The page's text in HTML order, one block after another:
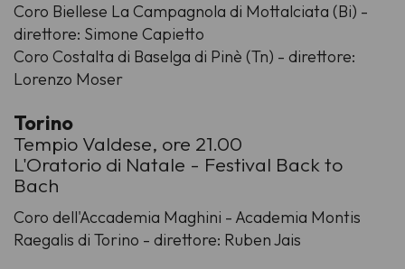
Coro Biellese La Campagnola di Mottalciata (Bi) -
direttore: Simone Capietto
Coro Costalta di Baselga di Pinè (Tn) - direttore:
Lorenzo Moser
Torino
Tempio Valdese, ore 21.00
L'Oratorio di Natale - Festival Back to
Bach
Coro dell'Accademia Maghini - Academia Montis
Raegalis di Torino - direttore: Ruben Jais